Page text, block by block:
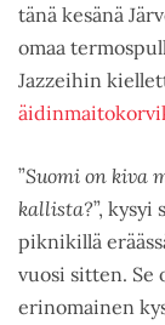
tänä kesänä
omaa
Jazzeihin
”Suomi on kiva
kallista?”, kysyi
piknikillä
vuosi sitten. Se
erinomainen